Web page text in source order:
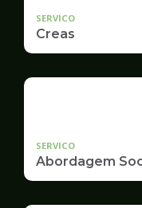
SERVICO
Creas
SERVICO
Abordagem